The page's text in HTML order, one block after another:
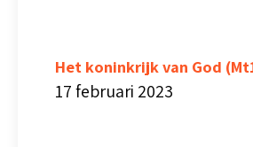
Het koninkrijk van God
17 februari 2023